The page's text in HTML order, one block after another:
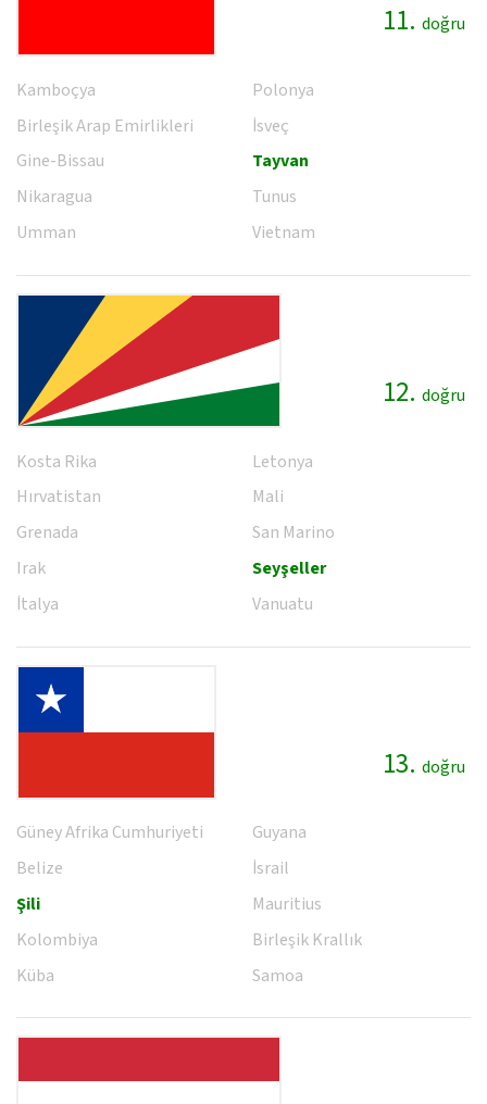
11. doğru
Kamboçya
Birleşik Arap Emirlikleri
Gine-Bissau
Nikaragua
Umman
Polonya
İsveç
Tayvan
Tunus
Vietnam
12. doğru
Kosta Rika
Hırvatistan
Grenada
Irak
İtalya
Letonya
Mali
San Marino
Seyşeller
Vanuatu
13. doğru
Güney Afrika Cumhuriyeti
Belize
Şili
Kolombiya
Küba
Guyana
İsrail
Mauritius
Birleşik Krallık
Samoa